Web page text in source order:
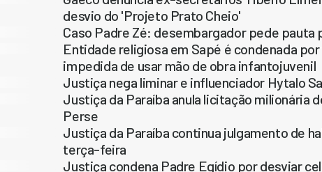
desvio do 'Projeto Prato Cheio'
Caso Padre Zé: desembargador pede
Entidade religiosa em Sapé é condenada
impedida de usar mão de obra infantojuvenil
Justiça nega liminar e influenciador Hytalo
Justiça da Paraíba anula licitação milionária
Perse
Justiça da Paraíba continua julgamento de
terça-feira
Justiça condena Padre Egídio por desviar